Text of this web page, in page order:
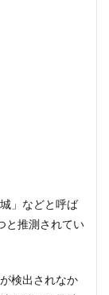
」などと呼ば
と推測されてい
検出されなか